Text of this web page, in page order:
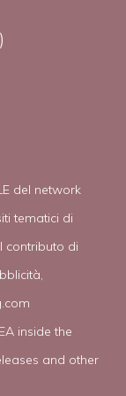
del network
tematici di
contributo di
inside the
and other